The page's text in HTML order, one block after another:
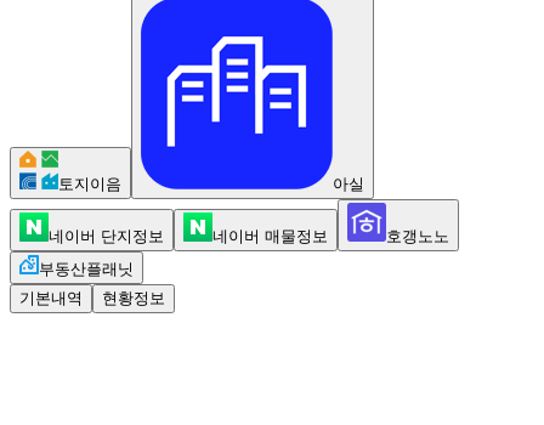
토지이음 아실
네이버 단지정보 네이버 매물정보
호갱노노
부동산플래닛
기본내역
현황정보